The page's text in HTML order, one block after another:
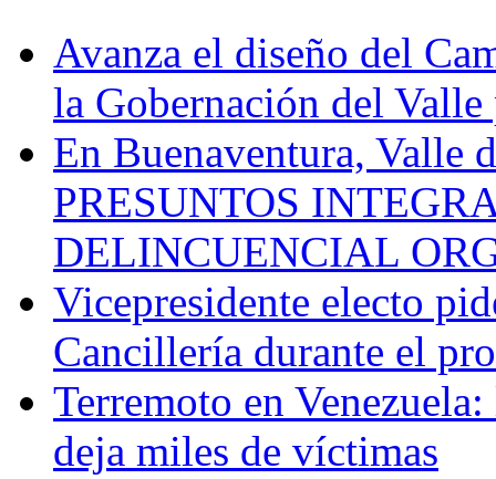
Avanza el diseño del
la Gobernación del
En Buenaventura, Valle
PRESUNTOS
DELINCUENCIAL
Vicepresidente electo
Cancillería durante el
Terremoto en
deja miles de víctimas